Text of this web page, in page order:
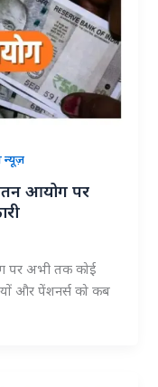
न्यूज़
आयोग पर
पर अभी तक कोई
और पेंशनर्स को कब